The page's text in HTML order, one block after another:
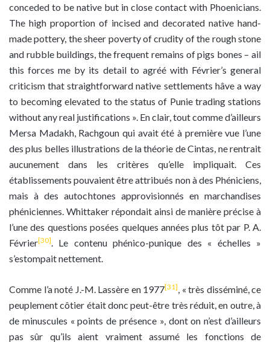
conceded to be native but in close contact with Phoenicians.
The high proportion of incised and decorated native hand-
made pottery, the sheer poverty of crudity of the rough stone
and rubble buildings, the frequent remains of pigs bones – ail
this forces me by its detail to agréé with Février’s general
criticism that straightforward native settlements hâve a way
to becoming elevated to the status of Punie trading stations
without any real justifications ». En clair, tout comme d’ailleurs
Mersa Madakh, Rachgoun qui avait été à première vue l’une
des plus belles illustrations de la théorie de Cintas, ne rentrait
aucunement dans les critères qu’elle impliquait. Ces
établissements pouvaient être attribués non à des Phéniciens,
mais à des autochtones approvisionnés en marchandises
phéniciennes. Whittaker répondait ainsi de manière précise à
l’une des questions posées quelques années plus tôt par P. A.
Février[30]. Le contenu phénico-punique des « échelles »
s’estompait nettement.
Comme l’a noté J.-M. Lassère en 1977[31], « très disséminé, ce
peuplement côtier était donc peut-être très réduit, en outre, à
de minuscules « points de présence », dont on n’est d’ailleurs
pas sûr qu’ils aient vraiment assumé les fonctions de